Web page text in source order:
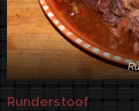
Runderstoof